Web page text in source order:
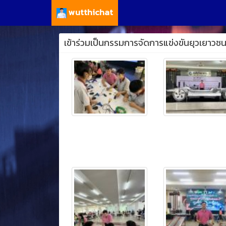
wutthichat
เข้าร่วมเป็นกรรมการจัดการแข่งขันยุวเยาว